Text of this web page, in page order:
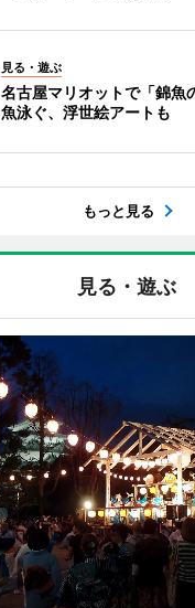
見る・遊ぶ
名古屋マリオットで「錦
魚泳ぐ、浮世絵アートも
もっと見る
見る・遊ぶ